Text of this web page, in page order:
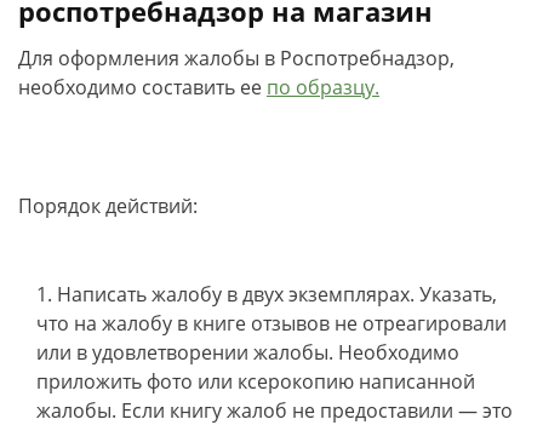
роспотребнадзор на магазин
Для оформления жалобы в Роспотребнадзор,
необходимо составить ее по образцу.
Порядок действий:
Написать жалобу в двух экземплярах. Указать,
что на жалобу в книге отзывов не отреагировали
или в удовлетворении жалобы. Необходимо
приложить фото или ксерокопию написанной
жалобы. Если книгу жалоб не предоставили — это